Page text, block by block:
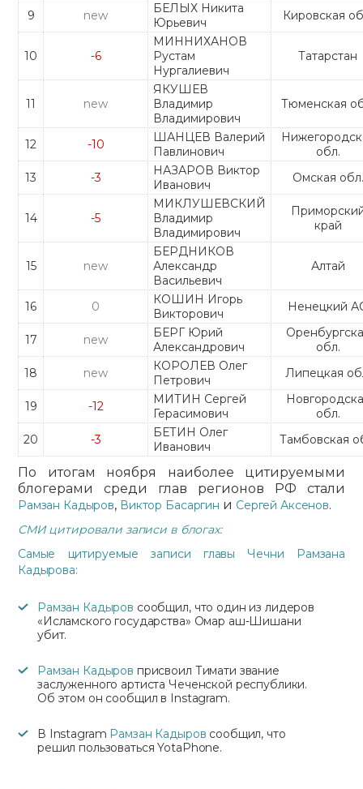
9 new
БЕЛЫХ Никита
Юрьевич
Кировская
10 -6
МИННИХАНОВ
Рустам
Нургалиевич
Татарстан
11 new
ЯКУШЕВ
Владимир
Владимирович
Тюменская
12 -10
ШАНЦЕВ Валерий
Павлинович
обл.
13
-3
НАЗАРОВ Виктор
Иванович
Омская обл.
14 -5
МИКЛУШЕВСКИЙ
Владимир
Владимирович
край
15 new
БЕРДНИКОВ
Александр
Васильевич
Алтай
16 0
КОШИН Игорь
Викторович
Ненецкий
17 new
БЕРГ Юрий
Александрович
обл.
18
new
КОРОЛЕВ Олег
Петрович
Липецкая
19 -12
МИТИН Сергей
Герасимович
обл.
20
-3
БЕТИН Олег
Иванович
Тамбовская
По итогам ноября наиболее цитируемыми
блогерами среди глав регионов РФ стали
Рамзан Кадыров, Виктор Басаргин и Сергей Аксенов.
СМИ цитировали записи в блогах:
Самые цитируемые записи главы Чечни Рамзана
Кадырова:
Рамзан Кадыров сообщил, что один из лидеров
«Исламского государства» Омар аш-Шишани
убит.
Рамзан Кадыров присвоил Тимати звание
заслуженного артиста Чеченской республики.
Об этом он сообщил в Instagram.
В Instagram Рамзан Кадыров сообщил, что
решил пользоваться YotaPhone.